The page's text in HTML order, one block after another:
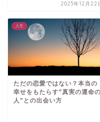
2025年12月22
人生
ただの恋愛ではない？本当の
幸せをもたらす”真実の運命の
人”との出会い方